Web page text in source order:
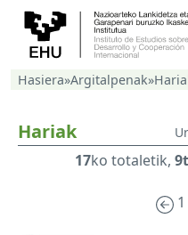
Hasiera»Argitalpenak»
Hariak
17ko totaletik,
1